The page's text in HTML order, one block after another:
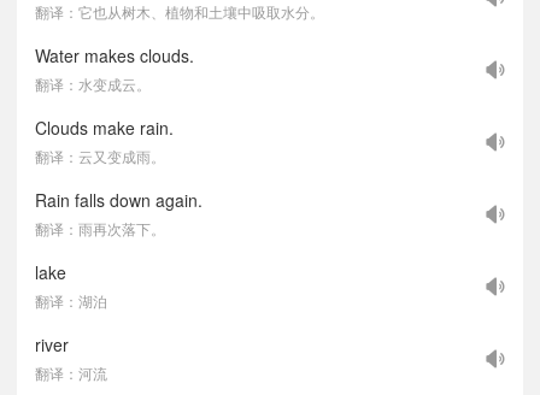
翻译：它也从树木、植物和土壤中吸取水分。
Water makes clouds.
翻译：水变成云。
Clouds make rain.
翻译：云又变成雨。
Rain falls down again.
翻译：雨再次落下。
lake
翻译：湖泊
river
翻译：河流